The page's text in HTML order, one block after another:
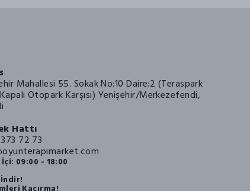
Mahallesi 55. Sokak No:10 Daire:2 (Teraspark
Otopark Karşısı) Yenişehir/Merkezefendi,
Hattı
72 73
09:00 - 18:00